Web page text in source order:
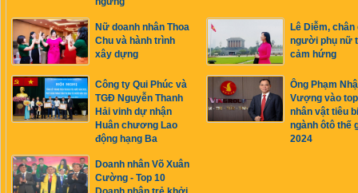
Nữ doanh nhân Thoa
Chu và hành trình
xây dựng
Lê Diễm, chân
người phụ nữ
cảm hứng
Công ty Qui Phúc và
TGĐ Nguyễn Thanh
Hải vinh dự nhận
Huân chương Lao
động hạng Ba
Ông Phạm
Vượng vào
nhân vật tiêu
ngành ôtô thế
2024
Doanh nhân Võ Xuân
Cường - Top 10